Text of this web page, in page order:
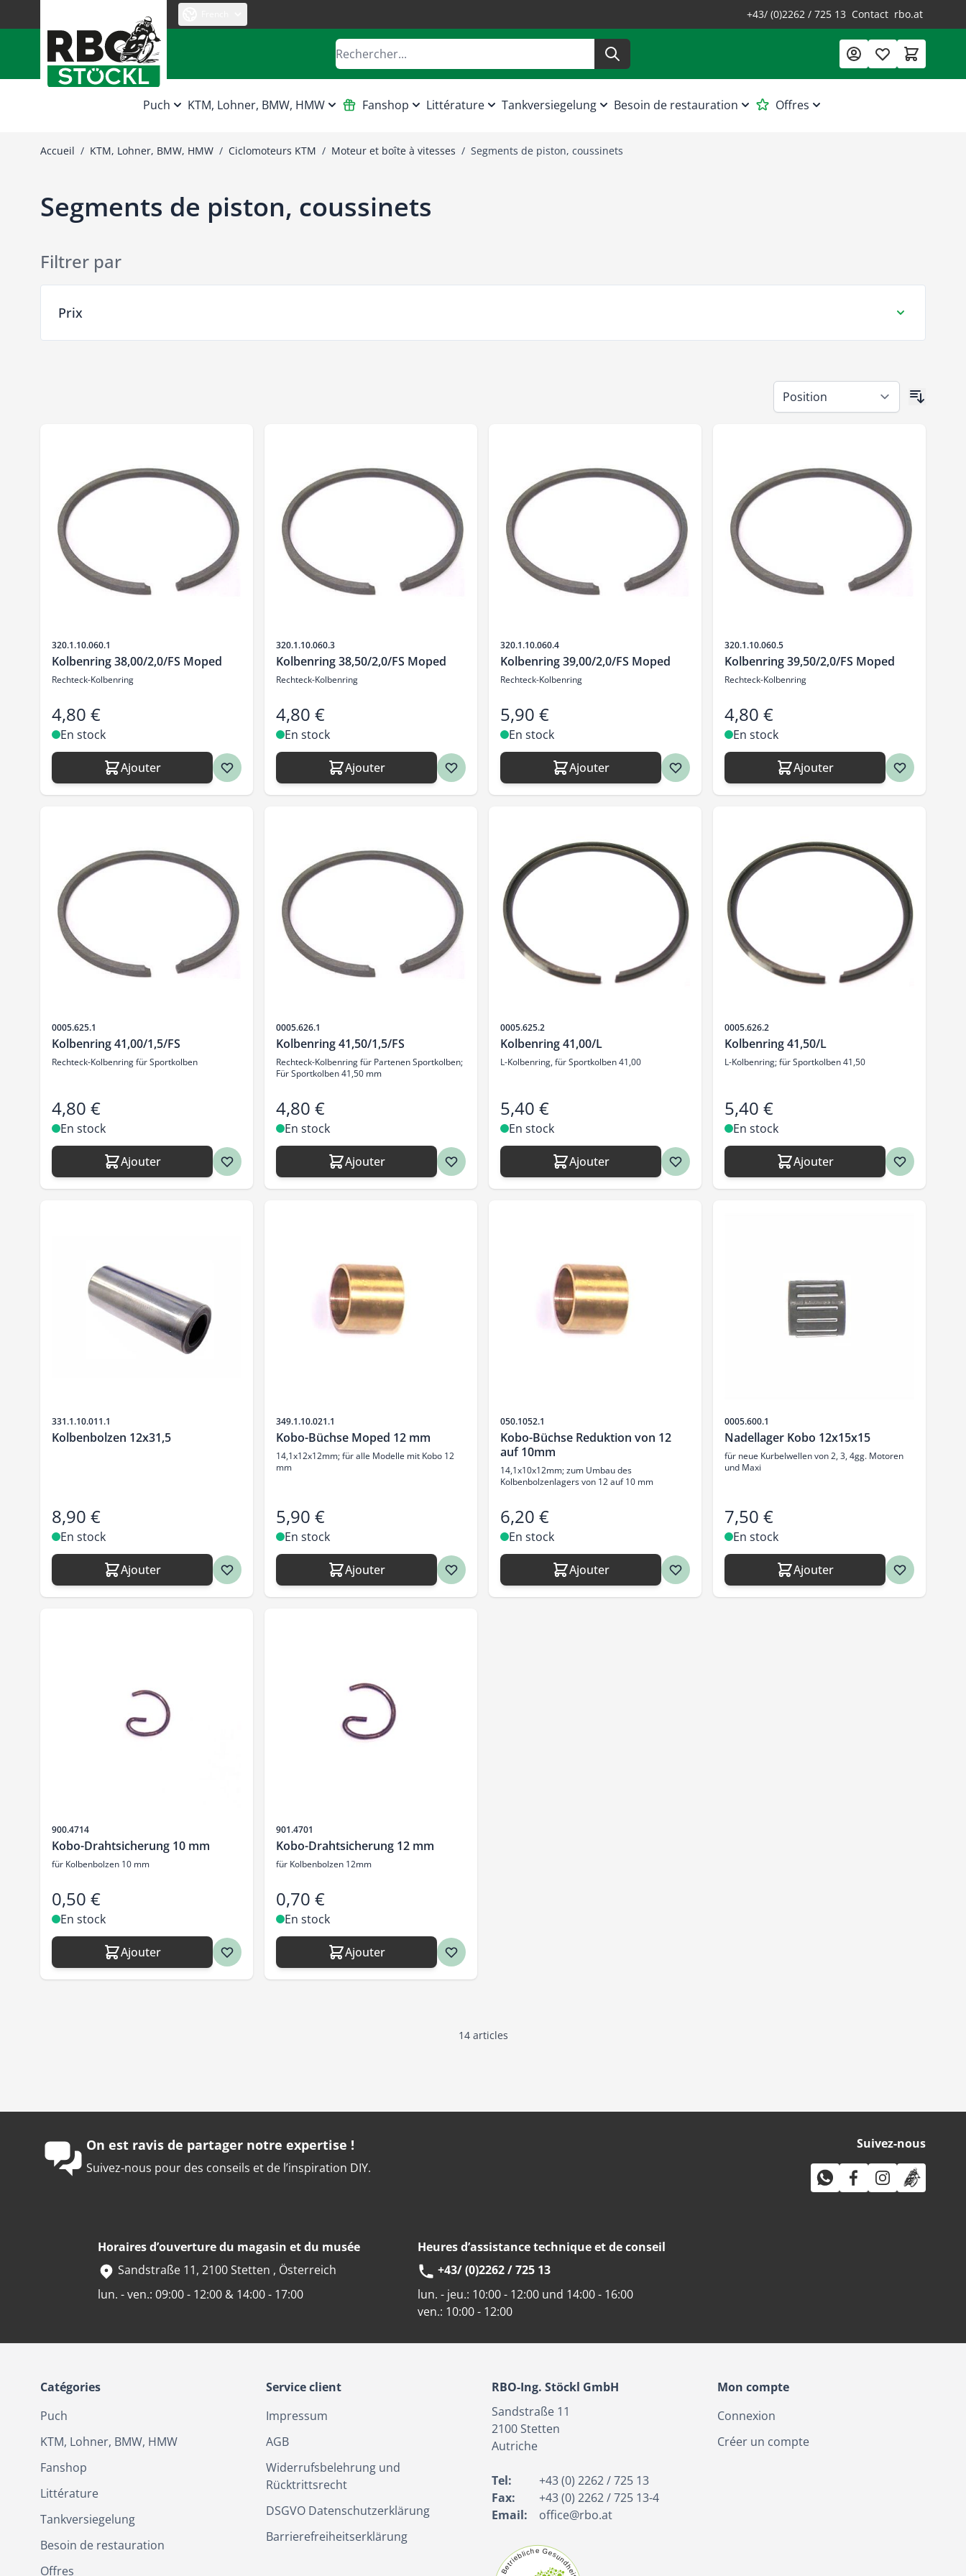
+43/ (0)2262 / 725 13 Contact rbo.at
Rechercher
Puch KTM, Lohner, BMW, HMW Fanshop Littérature Tankversiegelung Besoin de restauration Offres
Accueil / KTM, Lohner, BMW, HMW / Ciclomoteurs KTM / Moteur et boîte à vitesses / Segments de piston, coussinets
Segments de piston, coussinets
Filtrer par
Prix
SKU
320.1.10.060.1
Kolbenring 38,00/2,0/FS Moped
Rechteck-Kolbenring
4,80 €
En stock
Ajouter
SKU
320.1.10.060.3
Kolbenring 38,50/2,0/FS Moped
Rechteck-Kolbenring
4,80 €
En stock
Ajouter
SKU
320.1.10.060.4
Kolbenring 39,00/2,0/FS Moped
Rechteck-Kolbenring
5,90 €
En stock
Ajouter
SKU
320.1.10.060.5
Kolbenring 39,50/2,0/FS Moped
Rechteck-Kolbenring
4,80 €
En stock
Ajouter
SKU
0005.625.1
Kolbenring 41,00/1,5/FS
Rechteck-Kolbenring für Sportkolben
4,80 €
En stock
Ajouter
SKU
0005.626.1
Kolbenring 41,50/1,5/FS
Rechteck-Kolbenring für Partenen Sportkolben;
Für Sportkolben 41,50 mm
4,80 €
En stock
Ajouter
SKU
0005.625.2
Kolbenring 41,00/L
L-Kolbenring, für Sportkolben 41,00
5,40 €
En stock
Ajouter
SKU
0005.626.2
Kolbenring 41,50/L
L-Kolbenring; für Sportkolben 41,50
5,40 €
En stock
Ajouter
SKU
331.1.10.011.1
Kolbenbolzen 12x31,5
8,90 €
En stock
Ajouter
SKU
349.1.10.021.1
Kobo-Büchse Moped 12 mm
14,1x12x12mm; für alle Modelle mit Kobo 12
mm
5,90 €
En stock
Ajouter
SKU
050.1052.1
Kobo-Büchse Reduktion von 12
auf 10mm
14,1x10x12mm; zum Umbau des
Kolbenbolzenlagers von 12 auf 10 mm
6,20 €
En stock
Ajouter
SKU
0005.600.1
Nadellager Kobo 12x15x15
für neue Kurbelwellen von 2, 3, 4gg. Motoren
und Maxi
7,50 €
En stock
Ajouter
SKU
900.4714
Kobo-Drahtsicherung 10 mm
für Kolbenbolzen 10 mm
0,50 €
En stock
Ajouter
SKU
901.4701
Kobo-Drahtsicherung 12 mm
für Kolbenbolzen 12mm
0,70 €
En stock
Ajouter
14articles
On est ravis de partager notre expertise !
Suivez-nous pour des conseils et de l’inspiration DIY.
Suivez-nous
Horaires d’ouverture du magasin et du musée
Sandstraße 11, 2100 Stetten , Österreich
lun. - ven.: 09:00 - 12:00 & 14:00 - 17:00
Heures d’assistance technique et de conseil
+43/ (0)2262 / 725 13
lun. - jeu.: 10:00 - 12:00 und 14:00 - 16:00
ven.: 10:00 - 12:00
Catégories
Puch
KTM, Lohner, BMW, HMW
Fanshop
Littérature
Tankversiegelung
Besoin de restauration
Offres
Service client
Impressum
AGB
Widerrufsbelehrung und
Rücktrittsrecht
DSGVO Datenschutzerklärung
Barrierefreiheitserklärung
RBO-Ing. Stöckl GmbH
Sandstraße 11
2100Stetten
Autriche
Tel:
+43 (0) 2262 / 725 13
Fax:
+43 (0) 2262 / 725 13-4
Email:
office@rbo.at
Mon compte
Connexion
Créer un compte